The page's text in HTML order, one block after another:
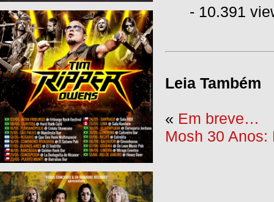
- 10.391
Leia Também
« Em breve…
Mosh 30